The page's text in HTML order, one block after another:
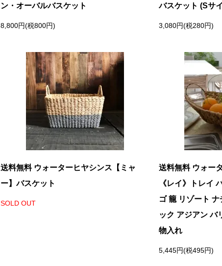
ン・オーバルバスケット
8,800円(税800円)
バスケット (Sサ
3,080円(税280円)
送料無料 ウォーターヒヤシンス【ミャ
ー】バスケット
SOLD OUT
送料無料 ウォー
《レイ》トレイ
ゴ 籠 リゾート
ック アジアン バ
物入れ
5,445円(税495円)